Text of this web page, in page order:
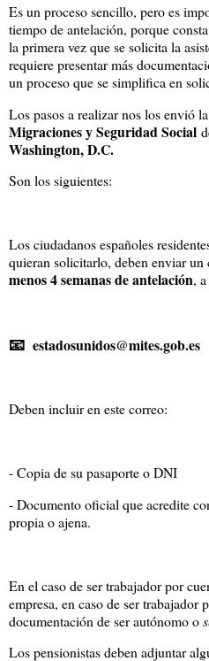
Es un proceso sencillo, pero es
tiempo de antelación, porque
la primera vez que se solicita la
requiere presentar más
un proceso que se simplifica en
Los pasos a realizar nos los envió la
Migraciones y Seguridad Social
Washington, D.C.
Son los siguientes:
Los ciudadanos españoles
quieran solicitarlo, deben enviar
menos 4 semanas de antelación,
📧 estadosunidos@mites.gob.es
Deben incluir en este correo:
- Copia de su pasaporte o DNI
- Documento oficial que acredite
propia o ajena.
En el caso de ser trabajador por
empresa, en caso de ser trabajador
documentación de ser autónomo o
Los pensionistas deben adjuntar